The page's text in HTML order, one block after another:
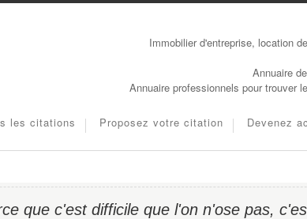
Immobilier d'entreprise, location
Annuaire
Annuaire professionnels pour trouver
les citations Proposez votre citation Devenez
que c'est difficile que l'on n'ose pas,